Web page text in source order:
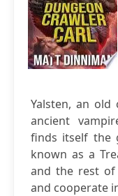
Yalsten, an old
ancient
finds itself the
known as a
and the rest of
and cooperate